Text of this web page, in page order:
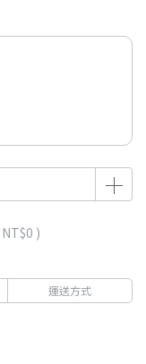
NT$0 )
運送方式